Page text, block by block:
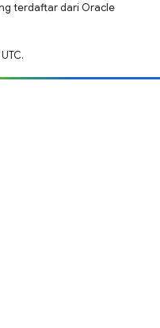
terdaftar dari Oracle